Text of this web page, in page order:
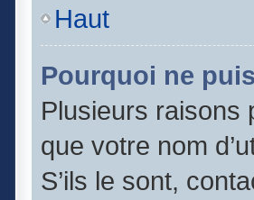
Haut
Pourquoi ne
Plusieurs raisons
que votre nom
S’ils le sont,